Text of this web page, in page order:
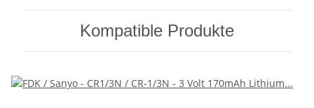
Kompatible Produkte